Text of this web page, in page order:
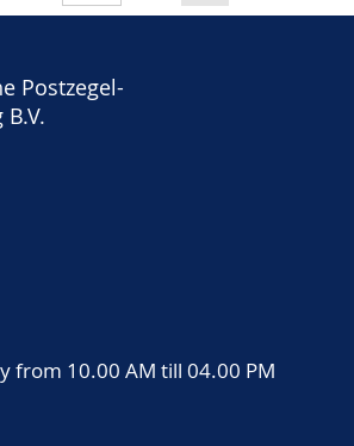
Postzegel-
from 10.00 AM till 04.00 PM